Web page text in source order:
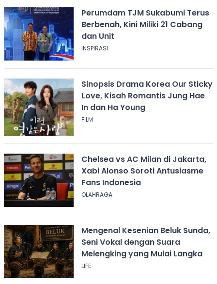
Perumdam TJM Sukabumi Terus
Berbenah, Kini Miliki 21 Cabang
dan Unit
INSPIRASI
Sinopsis Drama Korea Our Sticky
Love, Kisah Romantis Jung Hae
In dan Ha Young
FILM
Chelsea vs AC Milan di Jakarta,
Xabi Alonso Soroti Antusiasme
Fans Indonesia
OLAHRAGA
Mengenal Kesenian Beluk Sunda,
Seni Vokal dengan Suara
Melengking yang Mulai Langka
LIFE